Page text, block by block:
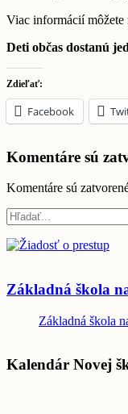
Viac informácií môžete
Deti občas dostanú
Zdieľať:
Facebook
Komentáre sú
Komentáre sú
Základná škola
Základná škola
Kalendár Novej